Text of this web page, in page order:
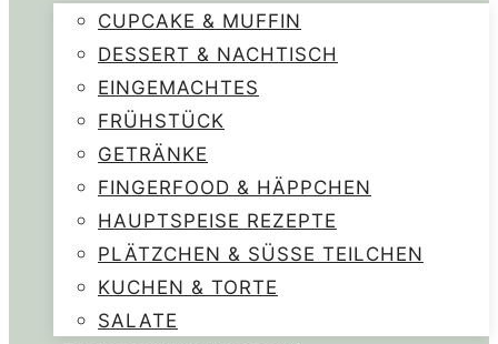
CUPCAKE & MUFFIN
DESSERT & NACHTISCH
EINGEMACHTES
FRÜHSTÜCK
GETRÄNKE
FINGERFOOD & HÄPPCHEN
HAUPTSPEISE REZEPTE
PLÄTZCHEN & SÜSSE TEILCHEN
KUCHEN & TORTE
SALATE